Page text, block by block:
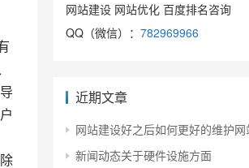
网站建设 网站优化 百度排名咨询
QQ（微信）： 782969966
近期文章
网站建设好之后如何更好的维护网
新闻动态关于硬件设施方面